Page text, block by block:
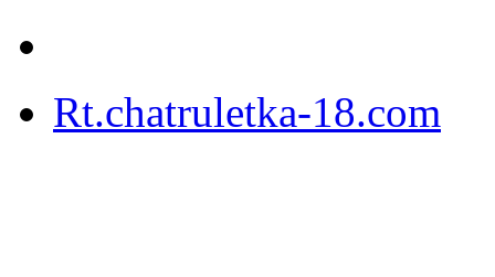
Rt.chatruletka-18.com